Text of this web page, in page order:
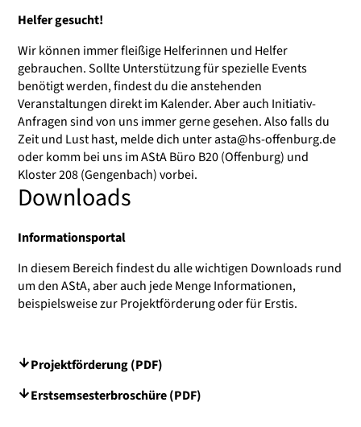
Helfer gesucht!
Wir können immer fleißige Helferinnen und Helfer
gebrauchen. Sollte Unterstützung für spezielle Events
benötigt werden, findest du die anstehenden
Veranstaltungen direkt im Kalender. Aber auch Initiativ-
Anfragen sind von uns immer gerne gesehen. Also falls du
Zeit und Lust hast, melde dich unterasta@hs-offenburg.de
oder komm bei uns im AStA Büro B20 (Offenburg) und
Kloster 208 (Gengenbach) vorbei.
Downloads
Informationsportal
In diesem Bereich findest du alle wichtigen Downloads rund
um den AStA, aber auch jede Menge Informationen,
beispielsweise zur Projektförderung oder für Erstis.
Projektförderung (PDF)
Erstsemsesterbroschüre (PDF)